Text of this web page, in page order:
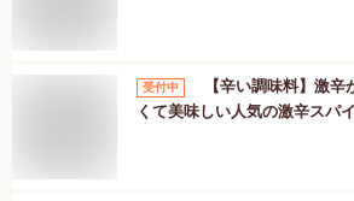
受付中
【辛い調味料】激
くて美味しい人気の激辛スパ